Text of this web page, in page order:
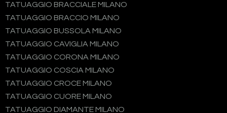
TATUAGGIO BRACCIALE MILANO
TATUAGGIO BRACCIO MILANO
TATUAGGIO BUSSOLA MILANO
TATUAGGIO CAVIGLIA MILANO
TATUAGGIO CORONA MILANO
TATUAGGIO COSCIA MILANO
TATUAGGIO CROCE MILANO
TATUAGGIO CUORE MILANO
TATUAGGIO DIAMANTE MILANO